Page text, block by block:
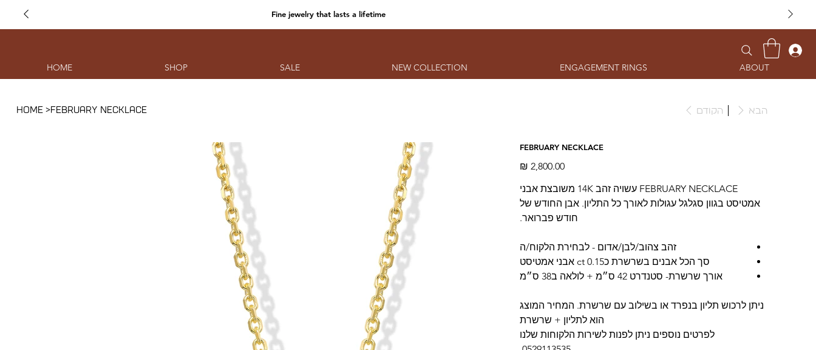
Fine jewelry that lasts a lifetime
HOME SHOP SALE NEW COLLECTION ENGAGEMENT RINGS ABOUT
HOME >FEBRUARY NECKLACE הקודם הבא
FEBRUARY NECKLACE
מחיר
‏2,800.00 ‏₪
FEBRUARY NECKLACE עשויה זהב 14K משובצת אבני
אמטיסט בגוון סגלגל עגולות לאורך כל התליון. אבן החודש של
חודש פברואר.
זהב צהוב/לבן/אדום - לבחירת הלקוח/ה
סך הכל אבנים בשרשרת כ0.15 ct אבני אמטיסט
אורך שרשרת- סטנדרט 42 ס״מ + לולאה ב38 ס״מ
ניתן לרכוש תליון בנפרד או בשילוב עם שרשרת. המחיר המוצג
הוא לתליון + שרשרת
לפרטים נוספים ניתן לפנות לשירות הלקוחות שלנו